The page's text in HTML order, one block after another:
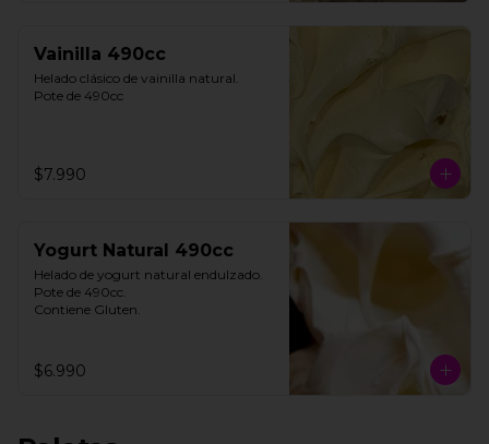
Vainilla 490cc
Helado clásico de vainilla natural.
Pote de 490cc
$7.990
Yogurt Natural 490cc
Helado de yogurt natural endulzado.
Pote de 490cc.
Contiene Gluten.
$6.990